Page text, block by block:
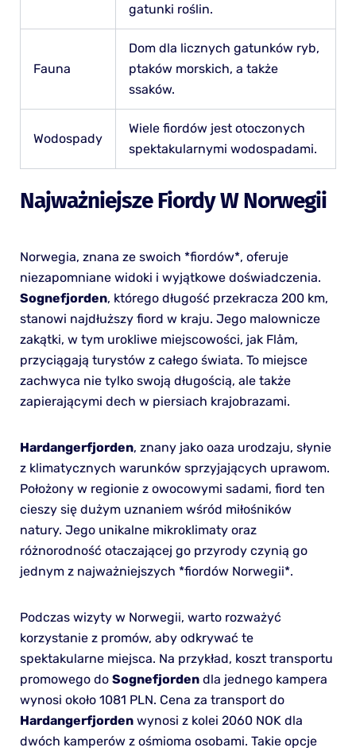
gatunki roślin.
Fauna
Dom dla licznych gatunków ryb,
ptaków morskich, a także
ssaków.
Wodospady
Wiele fiordów jest otoczonych
spektakularnymi wodospadami.
Najważniejsze Fiordy W Norwegii
Norwegia, znana ze swoich *fiordów*, oferuje
niezapomniane widoki i wyjątkowe doświadczenia.
Sognefjorden, którego długość przekracza 200 km,
stanowi najdłuższy fiord w kraju. Jego malownicze
zakątki, w tym urokliwe miejscowości, jak Flåm,
przyciągają turystów z całego świata. To miejsce
zachwyca nie tylko swoją długością, ale także
zapierającymi dech w piersiach krajobrazami.
Hardangerfjorden, znany jako oaza urodzaju, słynie
z klimatycznych warunków sprzyjających uprawom.
Położony w regionie z owocowymi sadami, fiord ten
cieszy się dużym uznaniem wśród miłośników
natury. Jego unikalne mikroklimaty oraz
różnorodność otaczającej go przyrody czynią go
jednym z najważniejszych *fiordów Norwegii*.
Podczas wizyty w Norwegii, warto rozważyć
korzystanie z promów, aby odkrywać te
spektakularne miejsca. Na przykład, koszt transportu
promowego do Sognefjordendla jednego kampera
wynosi około 1081 PLN. Cena za transport do
Hardangerfjordenwynosi z kolei 2060 NOK dla
dwóch kamperów z ośmioma osobami. Takie opcje